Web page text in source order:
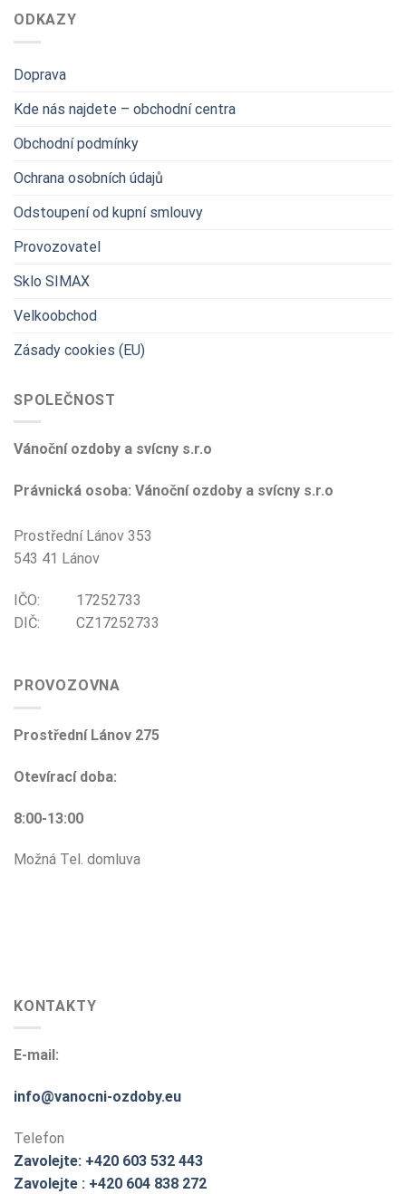
ODKAZY
Doprava
Kde nás najdete – obchodní centra
Obchodní podmínky
Ochrana osobních údajů
Odstoupení od kupní smlouvy
Provozovatel
Sklo SIMAX
Velkoobchod
Zásady cookies (EU)
SPOLEČNOST
Vánoční ozdoby a svícny s.r.o
Právnická osoba: Vánoční ozdoby a svícny s.r.o
Prostřední Lánov 353
543 41 Lánov
IČO: 17252733
DIČ: CZ17252733
PROVOZOVNA
Prostřední Lánov 275
Otevírací doba:
8:00-13:00
Možná Tel. domluva
KONTAKTY
E-mail:
info@vanocni-ozdoby.eu
Telefon
Zavolejte: +420 603 532 443
Zavolejte : +420 604 838 272